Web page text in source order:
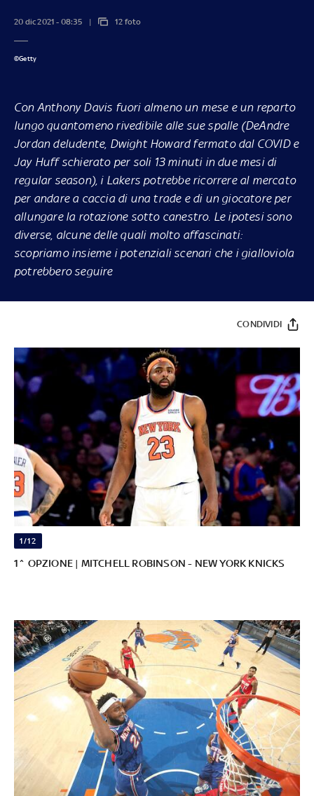
20 dic 2021 - 08:35 12 foto
©Getty
Con Anthony Davis fuori almeno un mese e un reparto
lungo quantomeno rivedibile alle sue spalle (DeAndre
Jordan deludente, Dwight Howard fermato dal COVID e
Jay Huff schierato per soli 13 minuti in due mesi di
regular season), i Lakers potrebbe ricorrere al mercato
per andare a caccia di una trade e di un giocatore per
allungare la rotazione sotto canestro. Le ipotesi sono
diverse, alcune delle quali molto affascinati:
scopriamo insieme i potenziali scenari che i gialloviola
potrebbero seguire
CONDIVIDI
1/12
1^ OPZIONE | MITCHELL ROBINSON - NEW YORK KNICKS